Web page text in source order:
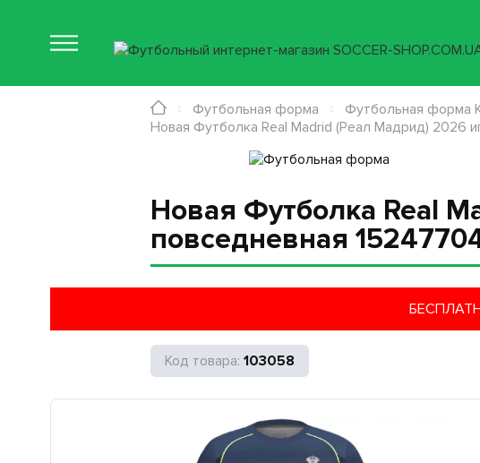
Новая Футболка Real
повседневная
103058
Футбольная форма
Футбольная форма
Новая Футболка Real Madrid (Реал Мадрид) 2026